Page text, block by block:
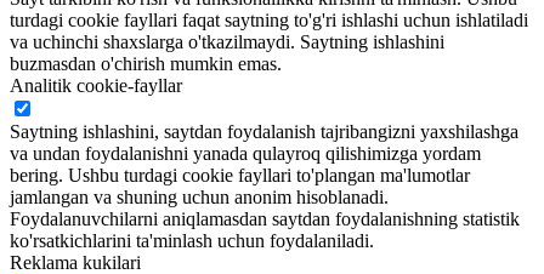
turdagi cookie fayllari faqat saytning to'g'ri ishlashi uchun ishlatiladi
va uchinchi shaxslarga o'tkazilmaydi. Saytning ishlashini
buzmasdan o'chirish mumkin emas.
Analitik cookie-fayllar
Saytning ishlashini, saytdan foydalanish tajribangizni yaxshilashga
va undan foydalanishni yanada qulayroq qilishimizga yordam
bering. Ushbu turdagi cookie fayllari to'plangan ma'lumotlar
jamlangan va shuning uchun anonim hisoblanadi.
Foydalanuvchilarni aniqlamasdan saytdan foydalanishning statistik
ko'rsatkichlarini ta'minlash uchun foydalaniladi.
Reklama kukilari